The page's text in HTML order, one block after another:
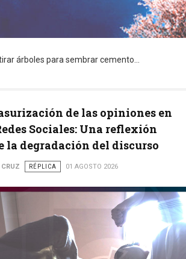
árboles para sembrar cemento...
de las opiniones en
Sociales: Una reflexión
la degradación del discurso
RÉPLICA 01 AGOSTO 2026